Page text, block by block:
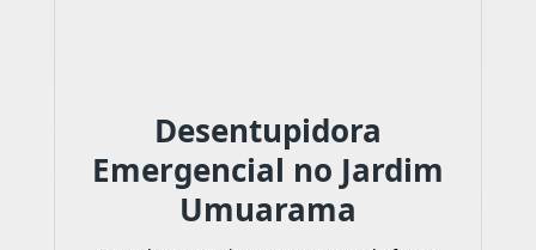
Desentupidora
Emergencial no Jardim
Umuarama